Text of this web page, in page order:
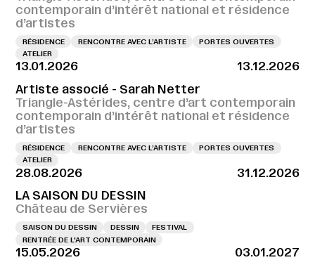
contemporain d’intérêt national et résidence
d’artistes
RÉSIDENCE RENCONTRE AVEC L’ARTISTE
PORTES OUVERTES
ATELIER
13.01.2026
13.12.2026
Artiste associé - Sarah Netter
Triangle-Astérides, centre d’art contemporain
contemporain d’intérêt national et résidence
d’artistes
RÉSIDENCE RENCONTRE AVEC L’ARTISTE
PORTES OUVERTES
ATELIER
28.08.2026
31.12.2026
LA SAISON DU DESSIN
Château de Servières
SAISON DU DESSIN DESSIN
FESTIVAL
RENTRÉE DE L'ART CONTEMPORAIN
15.05.2026
03.01.2027